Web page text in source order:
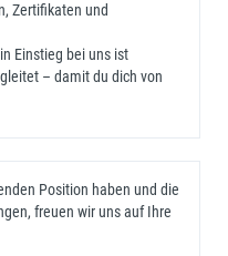
Zertifikaten und
Einstieg bei uns ist
– damit du dich von
Position haben und die
freuen wir uns auf Ihre